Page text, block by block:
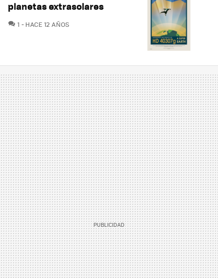
planetas extrasolares
1 COMENTARIOS
HACE 12 AÑOS